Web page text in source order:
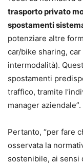
trasporto privato
spostamenti
potenziare altre
car/bike sharing,
intermodalità).
spostamenti
traffico, tramite
manager aziendale”.
Pertanto, “per fare
osservata la
sostenibile, ai sensi